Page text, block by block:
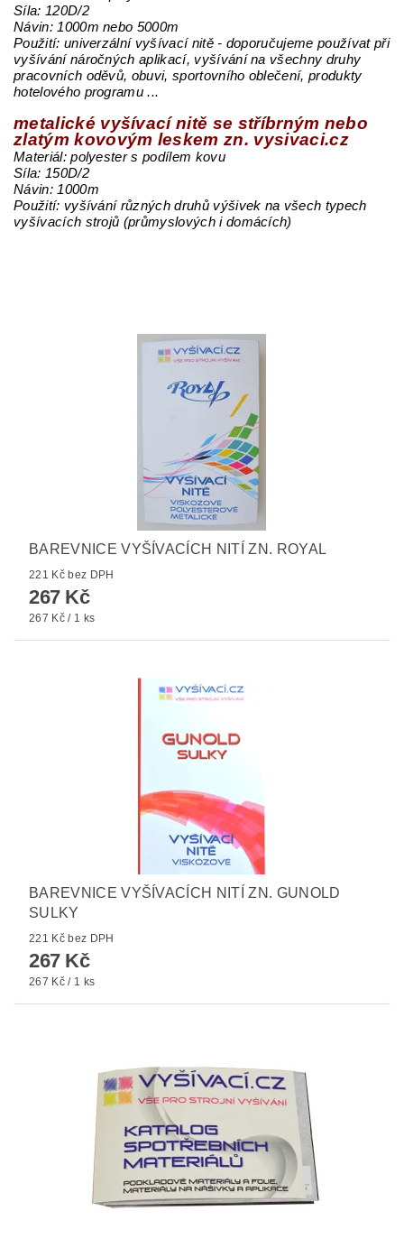
Síla: 120D/2
Návin: 1000m nebo 5000m
Použití: univerzální vyšívací nitě - doporučujeme používat při
vyšívání náročných aplikací, vyšívání na všechny druhy
pracovních oděvů, obuvi, sportovního oblečení, produkty
hotelového programu ...
metalické vyšívací nitě se stříbrným nebo
zlatým kovovým leskem zn. vysivaci.cz
Materiál: polyester s podílem kovu
Síla: 150D/2
Návin: 1000m
Použití: vyšívání různých druhů výšivek na všech typech
vyšívacích strojů (průmyslových i domácích)
BAREVNICE VYŠÍVACÍCH NITÍ ZN. ROYAL
221 Kč bez DPH
267 Kč
267 Kč / 1 ks
BAREVNICE VYŠÍVACÍCH NITÍ ZN. GUNOLD
SULKY
221 Kč bez DPH
267 Kč
267 Kč / 1 ks